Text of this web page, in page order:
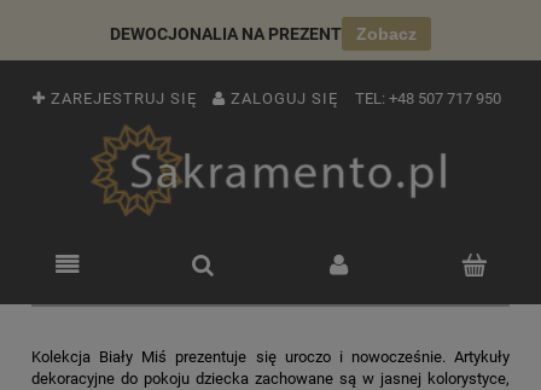
DEWOCJONALIA NA PREZENT Zobacz
ZAREJESTRUJ SIĘ ZALOGUJ SIĘ TEL: +48 507 717 950
Kolekcja Biały Miś prezentuje się uroczo i nowocześnie. Artykuły
dekoracyjne do pokoju dziecka zachowane są w jasnej kolorystyce,